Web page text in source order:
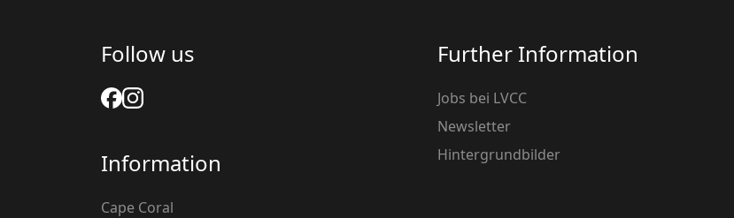
Follow us
Information
Cape Coral
Further Information
Jobs bei LVCC
Newsletter
Hintergrundbilder